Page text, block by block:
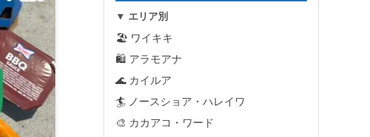
▼ エリア別
🏖 ワイキキ
🛍 アラモアナ
🌊 カイルア
🏄 ノースショア・ハレイワ
🎨 カカアコ・ワード